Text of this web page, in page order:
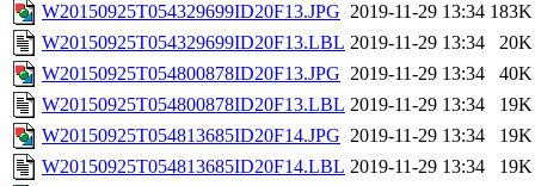
W20150925T054329699ID20F13.JPG 2019-11-29 13:34 183K
W20150925T054329699ID20F13.LBL 2019-11-29 13:34
20K
W20150925T054800878ID20F13.JPG 2019-11-29 13:34
40K
W20150925T054800878ID20F13.LBL 2019-11-29 13:34
19K
W20150925T054813685ID20F14.JPG 2019-11-29 13:34
19K
W20150925T054813685ID20F14.LBL 2019-11-29 13:34
19K